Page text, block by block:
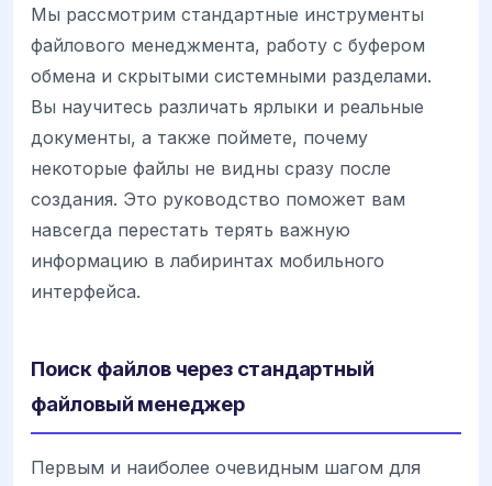
Мы рассмотрим стандартные инструменты
файлового менеджмента, работу с буфером
обмена и скрытыми системными разделами.
Вы научитесь различать ярлыки и реальные
документы, а также поймете, почему
некоторые файлы не видны сразу после
создания. Это руководство поможет вам
навсегда перестать терять важную
информацию в лабиринтах мобильного
интерфейса.
Поиск файлов через стандартный
файловый менеджер
Первым и наиболее очевидным шагом для